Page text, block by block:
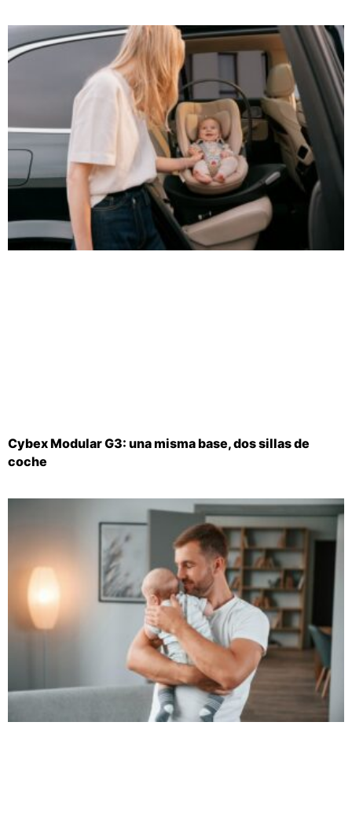
Cybex Modular G3: una misma base, dos sillas de
coche